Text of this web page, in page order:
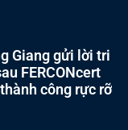
Giang gửi lời tri
FERCONcert
công rực rỡ